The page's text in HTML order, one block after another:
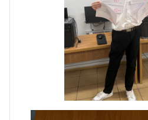
Zawody Sportowo –
klas OPW